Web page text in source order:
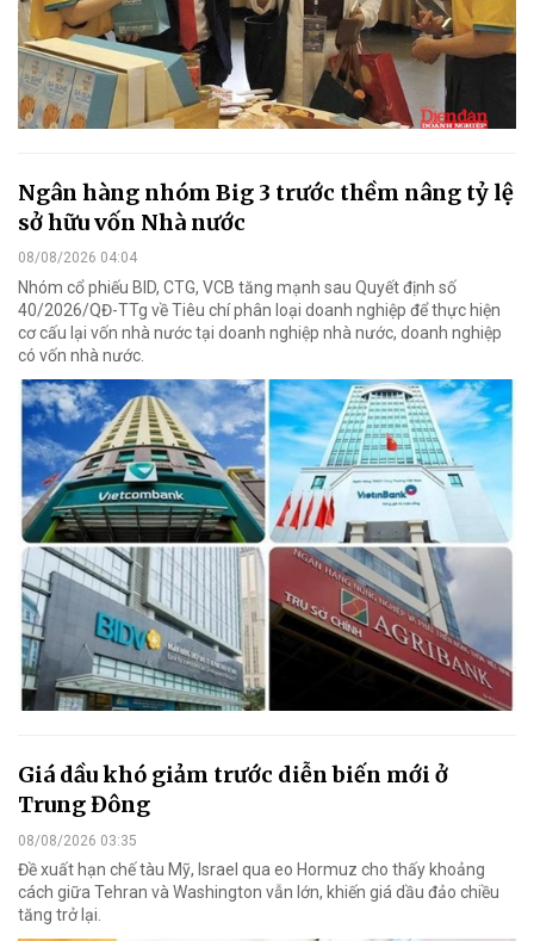
Ngân hàng nhóm Big 3 trước thềm nâng tỷ lệ
sở hữu vốn Nhà nước
08/08/2026 04:04
Nhóm cổ phiếu BID, CTG, VCB tăng mạnh sau Quyết định số
40/2026/QĐ-TTg về Tiêu chí phân loại doanh nghiệp để thực hiện
cơ cấu lại vốn nhà nước tại doanh nghiệp nhà nước, doanh nghiệp
có vốn nhà nước.
Giá dầu khó giảm trước diễn biến mới ở
Trung Đông
08/08/2026 03:35
Đề xuất hạn chế tàu Mỹ, Israel qua eo Hormuz cho thấy khoảng
cách giữa Tehran và Washington vẫn lớn, khiến giá dầu đảo chiều
tăng trở lại.